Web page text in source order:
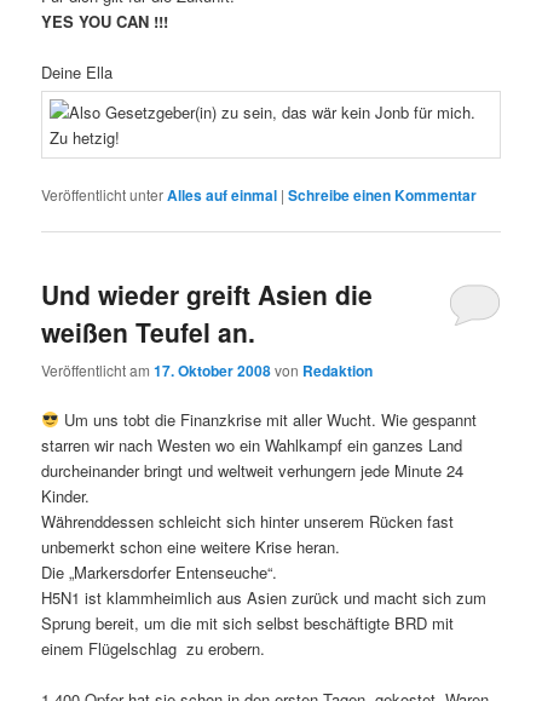
YES YOU CAN !!!
Deine Ella
Veröffentlicht unterAlles auf einmal |Schreibe einen Kommentar
Und wieder greift Asien die
weißen Teufel an.
Veröffentlicht am17. Oktober 2008von Redaktion
Um uns tobt die Finanzkrise mit aller Wucht. Wie gespannt
starren wir nach Westen wo ein Wahlkampf ein ganzes Land
durcheinander bringt und weltweit verhungern jede Minute 24
Kinder.
Währenddessen schleicht sich hinter unserem Rücken fast
unbemerkt schon eine weitere Krise heran.
Die „Markersdorfer Entenseuche“.
H5N1 ist klammheimlich aus Asien zurück und macht sich zum
Sprung bereit, um die mit sich selbst beschäftigte BRD mit
einem Flügelschlag zu erobern.